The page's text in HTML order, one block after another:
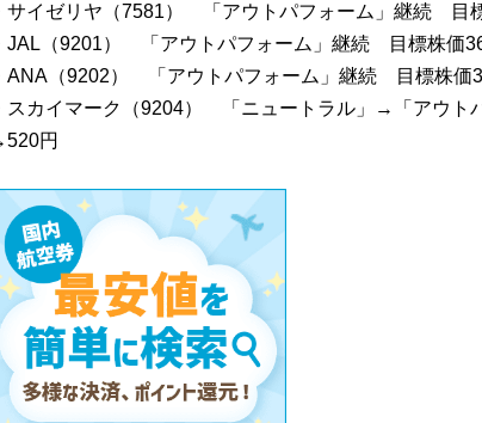
サイゼリヤ（7581） 「アウトパフォーム」継続 目
JAL（9201） 「アウトパフォーム」継続 目標株価
ANA（9202） 「アウトパフォーム」継続 目標株価
スカイマーク（9204） 「ニュートラル」→「アウト
円